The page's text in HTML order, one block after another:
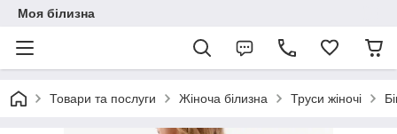
Моя білизна
Товари та послуги Жіноча білизна Труси жіночі